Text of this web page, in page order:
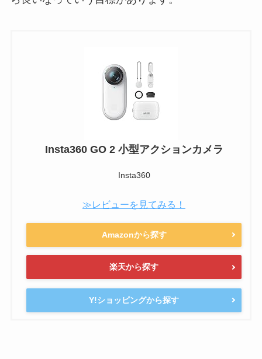
Insta360 GO 2 小型アクションカメラ
Insta360
≫レビューを見てみる！
Amazonから探す
楽天から探す
Y!ショッピングから探す